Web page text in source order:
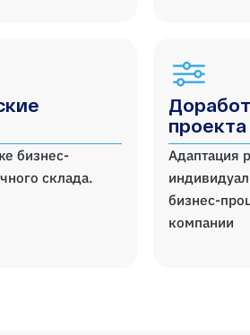
бизнес-
склада.
проекта
Адаптация
бизнес-
компании